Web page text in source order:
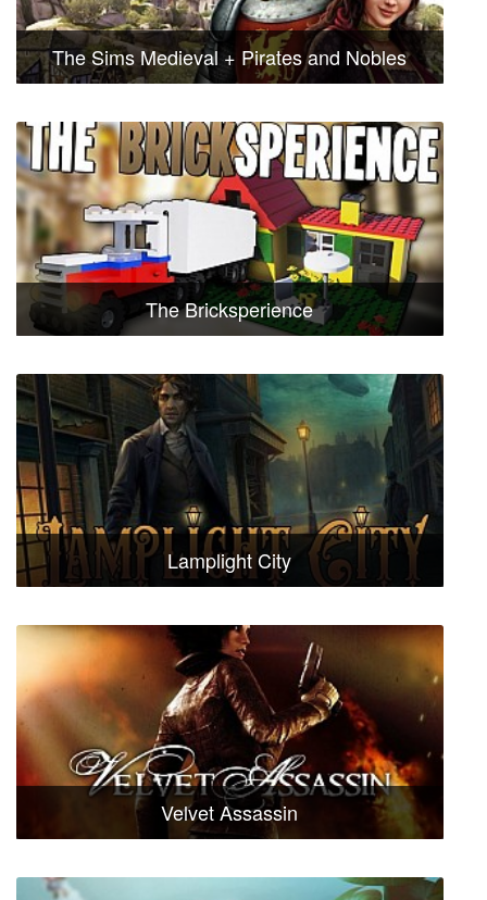
The Sims Medieval + Pirates and Nobles
The Bricksperience
Lamplight City
Velvet Assassin